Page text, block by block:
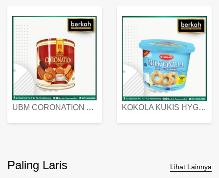
UBM CORONATION ASSORTED BISKUIT KALENG 450 GRAM KOKOLA KUKIS HYGIENIC MILK VANILLA PACK 320 GR
Paling Laris Lihat Lainnya